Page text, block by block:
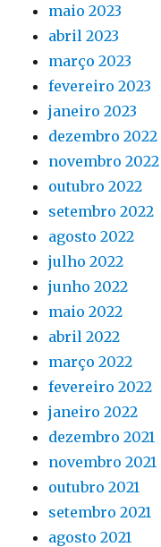
maio 2023
abril 2023
março 2023
fevereiro 2023
janeiro 2023
dezembro 2022
novembro 2022
outubro 2022
setembro 2022
agosto 2022
julho 2022
junho 2022
maio 2022
abril 2022
março 2022
fevereiro 2022
janeiro 2022
dezembro 2021
novembro 2021
outubro 2021
setembro 2021
agosto 2021